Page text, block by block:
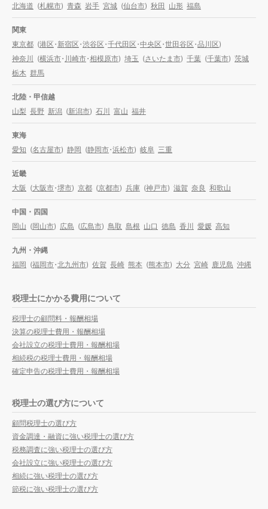
北海道 (札幌市) 青森 岩手 宮城 (仙台市) 秋田 山形 福島
関東
東京都 (港区・新宿区・渋谷区・千代田区・中央区・世田谷区・品川区)
神奈川 (横浜市・川崎市・相模原市) 埼玉 (さいたま市) 千葉 (千葉市) 茨城
栃木 群馬
北陸・甲信越
山梨 長野 新潟 (新潟市) 石川 富山 福井
東海
愛知 (名古屋市) 静岡 (静岡市・浜松市) 岐阜 三重
近畿
大阪 (大阪市・堺市) 京都 (京都市) 兵庫 (神戸市) 滋賀 奈良 和歌山
中国・四国
岡山 (岡山市) 広島 (広島市) 鳥取 島根 山口 徳島 香川 愛媛 高知
九州・沖縄
福岡 (福岡市・北九州市) 佐賀 長崎 熊本 (熊本市) 大分 宮崎 鹿児島 沖縄
税理士にかかる費用について
税理士の顧問料・報酬相場
決算の税理士費用・報酬相場
会社設立の税理士費用・報酬相場
相続税の税理士費用・報酬相場
確定申告の税理士費用・報酬相場
税理士の選び方について
顧問税理士の選び方
資金調達・融資に強い税理士の選び方
税務調査に強い税理士の選び方
会社設立に強い税理士の選び方
相続に強い税理士の選び方
節税に強い税理士の選び方